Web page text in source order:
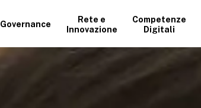
Governance
Rete e
Innovazione
Competenze
Digitali